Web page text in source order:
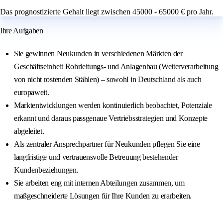
Das prognostizierte Gehalt liegt zwischen 45000 - 65000 € pro Jahr.
Ihre Aufgaben
Sie gewinnen Neukunden in verschiedenen Märkten der
Geschäftseinheit Rohrleitungs- und Anlagenbau (Weiterverarbeitung
von nicht rostenden Stählen) – sowohl in Deutschland als auch
europaweit.
Marktentwicklungen werden kontinuierlich beobachtet, Potenziale
erkannt und daraus passgenaue Vertriebsstrategien und Konzepte
abgeleitet.
Als zentraler Ansprechpartner für Neukunden pflegen Sie eine
langfristige und vertrauensvolle Betreuung bestehender
Kundenbeziehungen.
Sie arbeiten eng mit internen Abteilungen zusammen, um
maßgeschneiderte Lösungen für Ihre Kunden zu erarbeiten.